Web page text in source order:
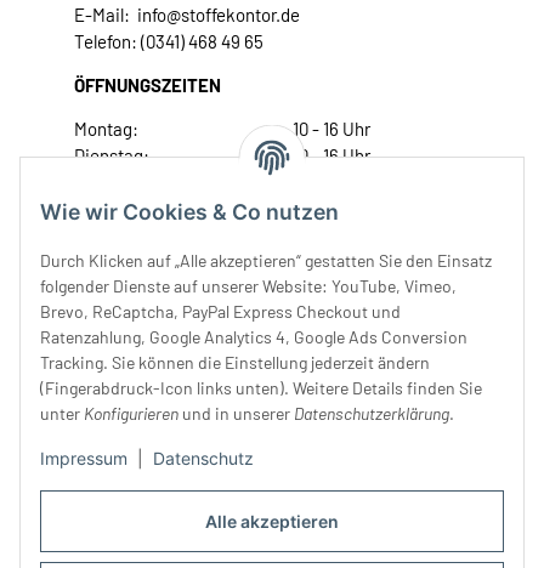
Alle akzeptieren
Wie wir Cookies & Co nutzen
Durch Klicken auf „Alle akzeptieren“ gestatten Sie den Einsatz
folgender Dienste auf unserer Website: YouTube, Vimeo,
Brevo, ReCaptcha, PayPal Express Checkout und
Ratenzahlung, Google Analytics 4, Google Ads Conversion
Tracking. Sie können die Einstellung jederzeit ändern
(Fingerabdruck-Icon links unten). Weitere Details finden Sie
unter Konfigurieren und in unserer Datenschutzerklärung.
Impressum Datenschutz
E-Mail: info@stoffekontor.de
Telefon: (0341) 468 49 65
ÖFFNUNGSZEITEN
Montag:
10 - 16 Uhr
Dienstag:
10 - 16 Uhr
Donnerstag:
10 - 18 Uhr
Samstag:
10 - 14 Uhr
Unser Service
Rechtliches